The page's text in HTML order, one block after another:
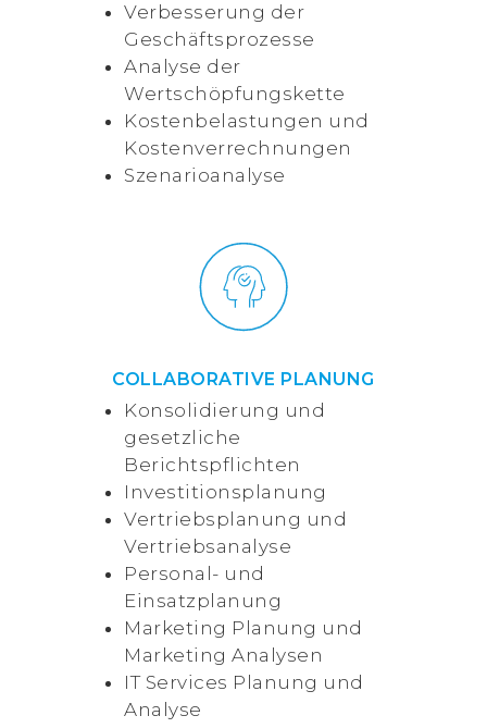
Verbesserung der
Geschäftsprozesse
Analyse der
Wertschöpfungskette
Kostenbelastungen und
Kostenverrechnungen
Szenarioanalyse
COLLABORATIVE PLANUNG
Konsolidierung und
gesetzliche
Berichtspflichten
Investitionsplanung
Vertriebsplanung und
Vertriebsanalyse
Personal- und
Einsatzplanung
Marketing Planung und
Marketing Analysen
IT Services Planung und
Analyse